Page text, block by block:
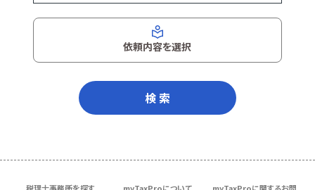
依頼内容を選択
検 索